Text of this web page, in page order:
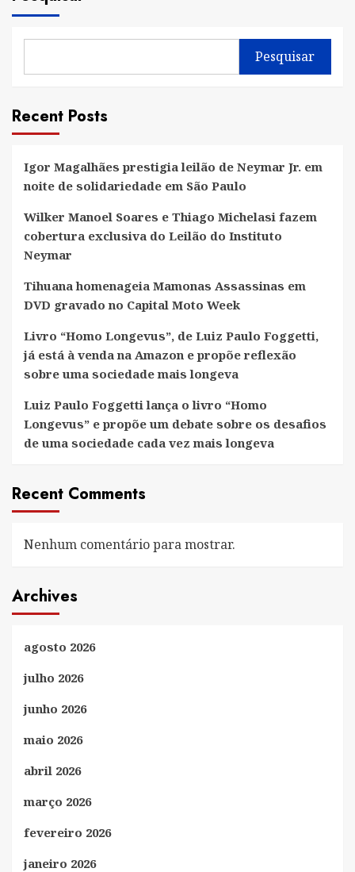
Pesquisar
Recent Posts
Igor Magalhães prestigia leilão de Neymar Jr. em
noite de solidariedade em São Paulo
Wilker Manoel Soares e Thiago Michelasi fazem
cobertura exclusiva do Leilão do Instituto
Neymar
Tihuana homenageia Mamonas Assassinas em
DVD gravado no Capital Moto Week
Livro “Homo Longevus”, de Luiz Paulo Foggetti,
já está à venda na Amazon e propõe reflexão
sobre uma sociedade mais longeva
Luiz Paulo Foggetti lança o livro “Homo
Longevus” e propõe um debate sobre os desafios
de uma sociedade cada vez mais longeva
Recent Comments
Nenhum comentário para mostrar.
Archives
agosto 2026
julho 2026
junho 2026
maio 2026
abril 2026
março 2026
fevereiro 2026
janeiro 2026